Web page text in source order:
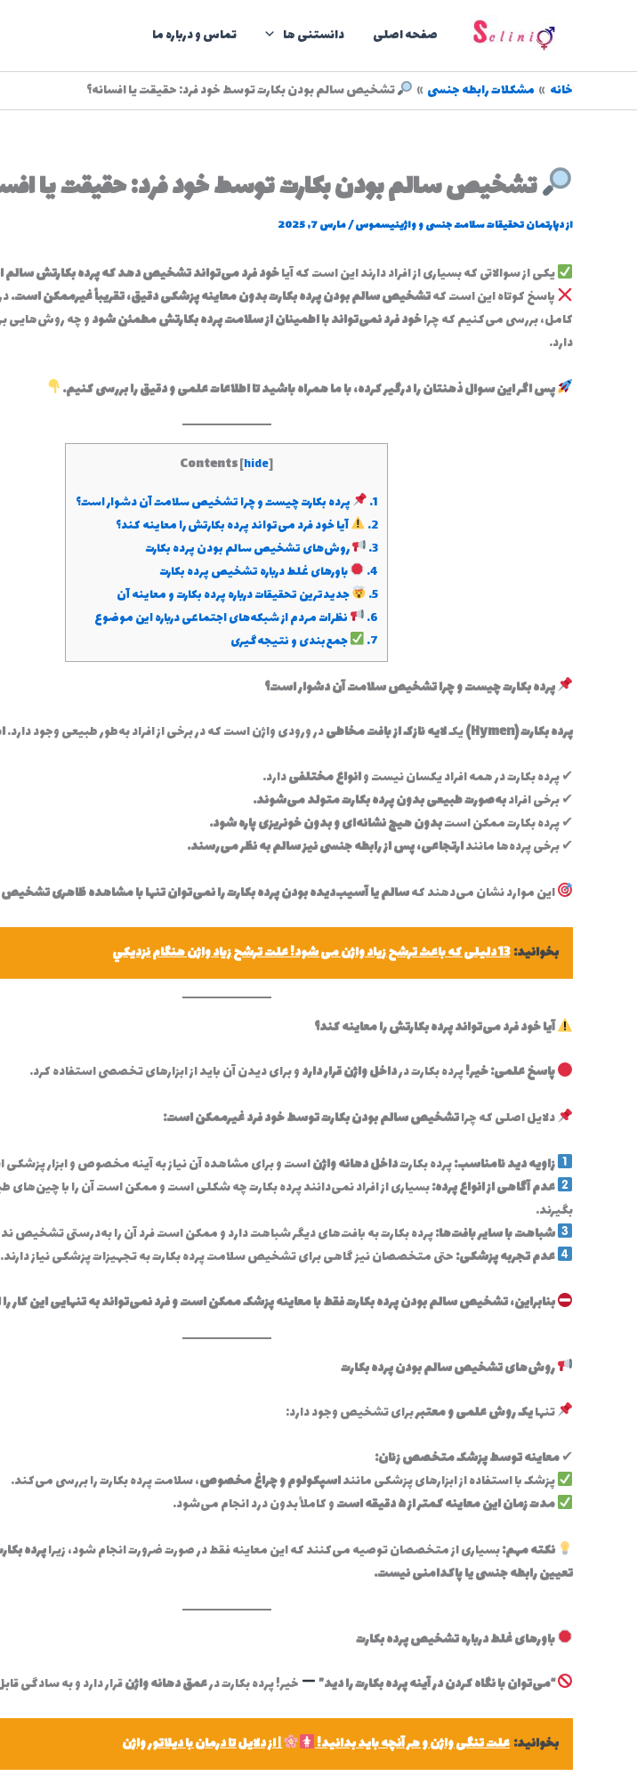
صفحه اصلی دانستنی ها تماس و درباره ما
خانه مشکلات رابطه جنسی تشخیص سالم بودن بکارت توسط خود فرد: حقیقت یا افسانه؟
تشخیص سالم بودن بکارت توسط خود فرد: حقیقت یا
ازدپارتمان تحقیقات سلامت جنسی و واژینیسموس/مارس 7, 2025
یکی از سوالاتی که بسیاری از افراد دارند این است که آیاخود فرد می‌تواند تشخیص دهد که پرده بکارتش سالم
پاسخ کوتاه این است کهتشخیص سالم بودن پرده بکارت بدون معاینه پزشکی دقیق، تقریباً غیرممکن است.
کامل، بررسی می‌کنیم که چراخود فرد نمی‌تواند با اطمینان از سلامت پرده بکارتش مطمئن شودو چه روش‌هایی
دارد.
پس اگر این سوال ذهنتان را درگیر کرده، با ما همراه باشید تا اطلاعات علمی و دقیق را بررسی کنیم.
Contents[hide]
1.
پرده بکارت چیست و چرا تشخیص سلامت آن دشوار است؟
2.
آیا خود فرد می‌تواند پرده بکارتش را معاینه کند؟
3.
روش‌های تشخیص سالم بودن پرده بکارت
4.
باورهای غلط درباره تشخیص پرده بکارت
5.
جدیدترین تحقیقات درباره پرده بکارت و معاینه آن
6.
نظرات مردم از شبکه‌های اجتماعی درباره این موضوع
7.
جمع‌بندی و نتیجه‌گیری
پرده بکارت چیست و چرا تشخیص سلامت آن دشوار است؟
پرده بکارت (Hymen)
یکلایه نازک از بافت مخاطیدر ورودی واژن است که در برخی از افراد به‌طور طبیعی وجود دارد.
✔ پرده بکارت در همه افراد یکسان نیست وانواع مختلفیدارد.
✔ برخی افرادبه‌صورت طبیعی بدون پرده بکارت متولد می‌شوند.
✔ پرده بکارت ممکن استبدون هیچ نشانه‌ای و بدون خونریزی پاره شود.
✔ برخی پرده‌ها مانندارتجاعی، پس از رابطه جنسی نیز سالم به نظر می‌رسند.
این موارد نشان می‌دهند کهسالم یا آسیب‌دیده بودن پرده بکارت را نمی‌توان تنها با مشاهده ظاهری تشخیص
بخوانید: 13 دلیلی که باعث ترشح زیاد واژن می شود! علت ترشح زياد واژن هنگام نزديكي
آیا خود فرد می‌تواند پرده بکارتش را معاینه کند؟
پاسخ علمی: خیر!پرده بکارت درداخل واژن قرار داردو برای دیدن آن باید از ابزارهای تخصصی استفاده کرد.
دلایل اصلی که چراتشخیص سالم بودن بکارت توسط خود فرد غیرممکن است:
زاویه دید نامناسب:پرده بکارتداخل دهانه واژناست و برای مشاهده آن نیاز به آینه مخصوص و ابزار
عدم آگاهی از انواع پرده:بسیاری از افراد نمی‌دانند پرده بکارت چه شکلی است و ممکن است آن را با چین‌های
بگیرند.
شباهت با سایر بافت‌ها:پرده بکارت به بافت‌های دیگر شباهت دارد و ممکن است فرد آن را به‌درستی تشخیص
عدم تجربه پزشکی:حتی متخصصان نیز گاهی برای تشخیص سلامت پرده بکارت به تجهیزات پزشکی نیاز دارند.
بنابراین، تشخیص سالم بودن پرده بکارت فقط با معاینه پزشک ممکن است و فرد نمی‌تواند به تنهایی این کار
روش‌های تشخیص سالم بودن پرده بکارت
تنهایک روش علمی و معتبربرای تشخیص وجود دارد:
✔معاینه توسط پزشک متخصص زنان:
پزشک با استفاده از ابزارهای پزشکی ماننداسپکولوم و چراغ مخصوص، سلامت پرده بکارت را بررسی می‌کند.
مدت زمان این معاینه کمتر از ۵ دقیقه است
و کاملاً بدون درد انجام می‌شود.
نکته مهم:بسیاری از متخصصان توصیه می‌کنند که این معاینه فقط در صورت ضرورت انجام شود، زیراپرده
تعیین رابطه جنسی یا پاکدامنی نیست.
باورهای غلط درباره تشخیص پرده بکارت
“می‌توان با نگاه کردن در آینه پرده بکارت را دید”
خیر! پرده بکارت درعمق دهانه واژنقرار دارد و به سادگی
بخوانید: علت تنگی واژن و هر آنچه باید بدانید! | از دلایل تا درمان با دیلاتور واژن